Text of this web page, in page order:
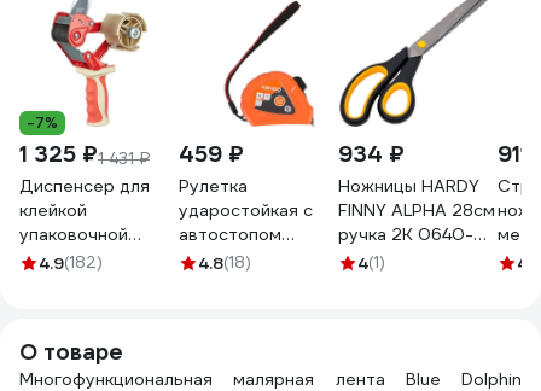
-7%
1 325 ₽1 431 ₽
Диспенсер для
клейкой
упаковочной
ленты Attache
4.9(182)
459 ₽
Рулетка
ударостойкая с
автостопом
KENDO 8м х 25мм
4.8(18)
934 ₽
Ножницы HARDY
FINNY ALPHA 28см
ручка 2К 0640-
612800
4(1)
911
нож
4.4
О товаре
Многофункциональная малярная лента Blue Dolphin